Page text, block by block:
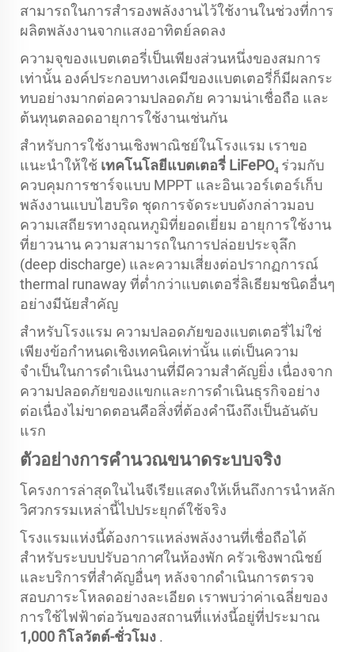
สามารถในการสำรองพลังงานไว้ใช้งานในช่วงที่การ
ผลิตพลังงานจากแสงอาทิตย์ลดลง
ความจุของแบตเตอรี่เป็นเพียงส่วนหนึ่งของสมการ
เท่านั้น องค์ประกอบทางเคมีของแบตเตอรี่ก็มีผลกระ
ทบอย่างมากต่อความปลอดภัย ความน่าเชื่อถือ และ
ต้นทุนตลอดอายุการใช้งานเช่นกัน
สำหรับการใช้งานเชิงพาณิชย์ในโรงแรม เราขอ
แนะนำให้ใช้ เทคโนโลยีแบตเตอรี่ LiFePO₄ ร่วมกับ
ควบคุมการชาร์จแบบ MPPT และอินเวอร์เตอร์เก็บ
พลังงานแบบไฮบริด ชุดการจัดระบบดังกล่าวมอบ
ความเสถียรทางอุณหภูมิที่ยอดเยี่ยม อายุการใช้งาน
ที่ยาวนาน ความสามารถในการปล่อยประจุลึก
(deep discharge) และความเสี่ยงต่อปรากฏการณ์
thermal runaway ที่ต่ำกว่าแบตเตอรี่ลิเธียมชนิดอื่นๆ
อย่างมีนัยสำคัญ
สำหรับโรงแรม ความปลอดภัยของแบตเตอรี่ไม่ใช่
เพียงข้อกำหนดเชิงเทคนิคเท่านั้น แต่เป็นความ
จำเป็นในการดำเนินงานที่มีความสำคัญยิ่ง เนื่องจาก
ความปลอดภัยของแขกและการดำเนินธุรกิจอย่าง
ต่อเนื่องไม่ขาดตอนคือสิ่งที่ต้องคำนึงถึงเป็นอันดับ
แรก
ตัวอย่างการคำนวณขนาดระบบจริง
โครงการล่าสุดในไนจีเรียแสดงให้เห็นถึงการนำหลัก
วิศวกรรมเหล่านี้ไปประยุกต์ใช้จริง
โรงแรมแห่งนี้ต้องการแหล่งพลังงานที่เชื่อถือได้
สำหรับระบบปรับอากาศในห้องพัก ครัวเชิงพาณิชย์
และบริการที่สำคัญอื่นๆ หลังจากดำเนินการตรวจ
สอบภาระโหลดอย่างละเอียด เราพบว่าค่าเฉลี่ยของ
การใช้ไฟฟ้าต่อวันของสถานที่แห่งนี้อยู่ที่ประมาณ
1,000 กิโลวัตต์-ชั่วโมง .